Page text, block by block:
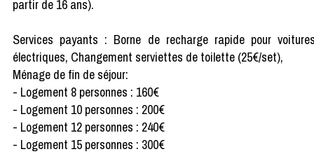
partir de 16 ans).
Services payants : Borne de recharge rapide pour
électriques, Changement serviettes de toilette (25€/set),
Ménage de fin de séjour:
- Logement 8 personnes : 160€
- Logement 10 personnes : 200€
- Logement 12 personnes : 240€
- Logement 15 personnes : 300€